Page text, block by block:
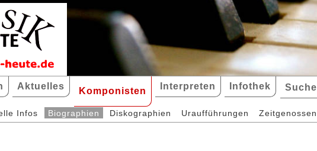
Aktuelles Komponisten Interpreten Infothek Suche
Infos Biographien Diskographien Uraufführungen Zeitgenossen